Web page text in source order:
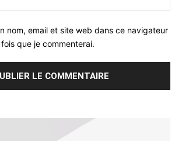
nom, email et site web dans ce navigateur
que je commenterai.